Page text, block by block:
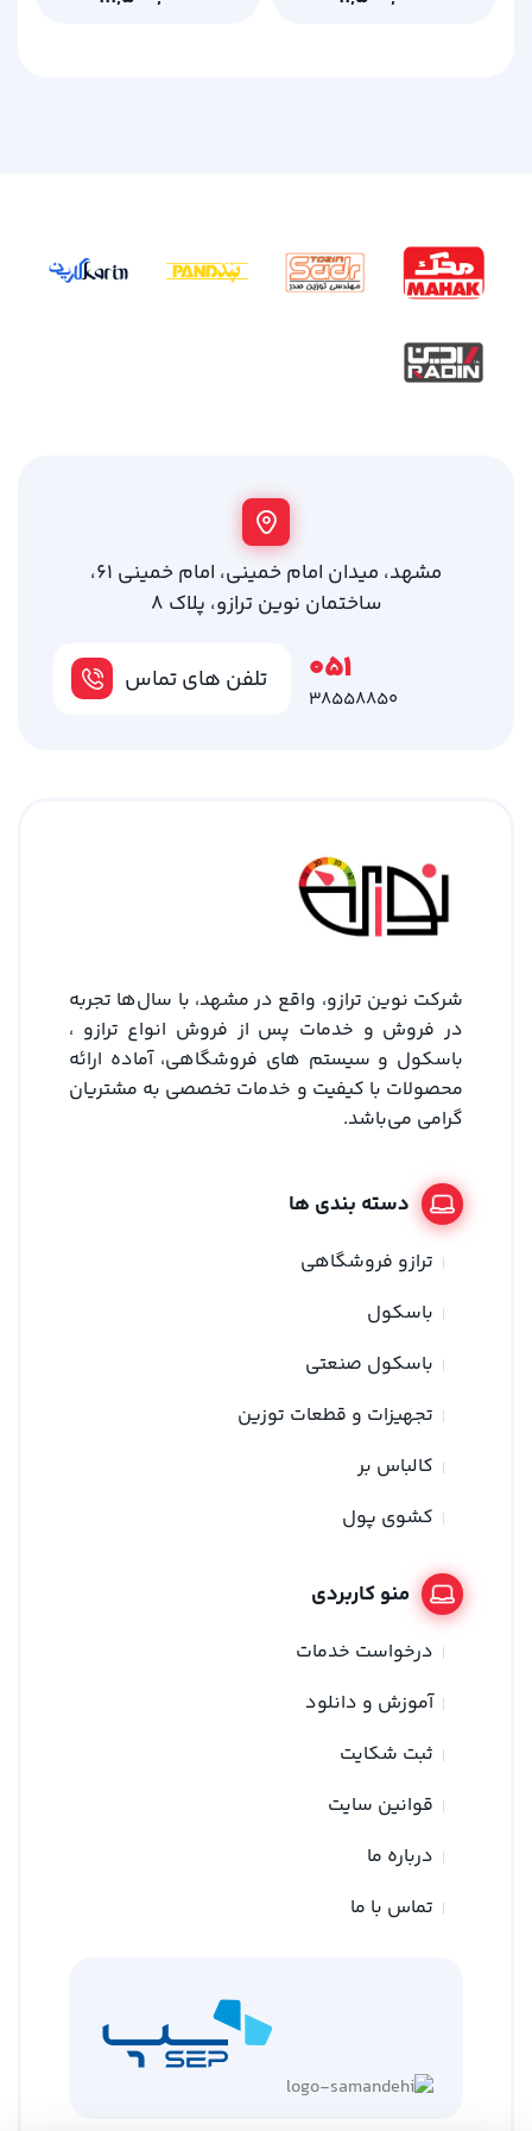
مشهد، میدان امام خمینی، امام خمینی 61،
ساختمان نوین ترازو، پلاک 8
تلفن های تماس 051
38558850
شرکت نوین ترازو، واقع در مشهد، با سال‌ها تجربه
در فروش و خدمات پس از فروش انواع ترازو ،
باسکول و سیستم های فروشگاهی، آماده ارائه
محصولات با کیفیت و خدمات تخصصی به مشتریان
گرامی می‌باشد.
دسته بندی ها
ترازو فروشگاهی
باسکول
باسکول صنعتی
تجهیزات و قطعات توزین
کالباس بر
کشوی پول
منو کاربردی
درخواست خدمات
آموزش و دانلود
ثبت شکایت
قوانین سایت
درباره ما
تماس با ما